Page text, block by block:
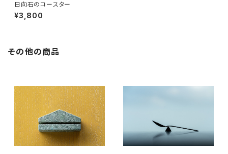
日向石のコースター
¥3,800
その他の商品